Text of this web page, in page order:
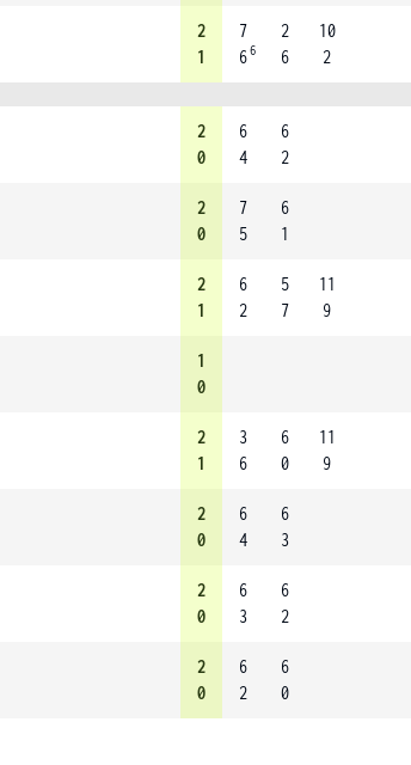
2
1
7
66
2
6
10
2
2
0
6
4
6
2
2
0
7
5
6
1
2
1
6
2
5
7
11
9
1
0
2
1
3
6
6
0
11
9
2
0
6
4
6
3
2
0
6
3
6
2
2
0
6
2
6
0